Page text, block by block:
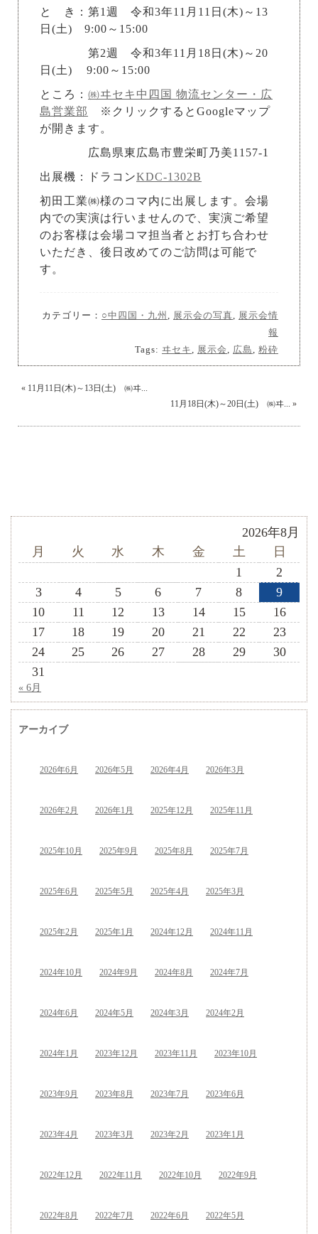
と き：第1週 令和3年11月11日(木)～13
日(土) 9:00～15:00
第2週 令和3年11月18日(木)～20
日(土) 9:00～15:00
ところ： ㈱ヰセキ中四国 物流センター・広
島営業部
※クリックするとGoogleマップ
が開きます。
広島県東広島市豊栄町乃美1157-1
出展機：ドラコンKDC-1302B
初田工業㈱様のコマ内に出展します。会場
内での実演は行いませんので、実演ご希望
のお客様は会場コマ担当者とお打ち合わせ
いただき、後日改めてのご訪問は可能で
す。
カテゴリー： ○中四国・九州 展示会の写真
展示会情
報
Tags: ヰセキ 展示会 広島 粉砕
« 11月11日(木)～13日(土) ㈱ヰ...
11月18日(木)～20日(土) ㈱ヰ... »
2026年8月
月
火 水 木 金 土
日
1
2
3
4 5 6 7 8
9
10
11 12 13 14 15
16
17
18 19 20 21 22
23
24
25 26 27 28 29
30
31
« 6月
アーカイブ
2026年6月 2026年5月 2026年4月 2026年3月
2026年2月 2026年1月 2025年12月 2025年11月
2025年10月 2025年9月 2025年8月 2025年7月
2025年6月 2025年5月 2025年4月 2025年3月
2025年2月 2025年1月 2024年12月 2024年11月
2024年10月 2024年9月 2024年8月 2024年7月
2024年6月 2024年5月 2024年3月 2024年2月
2024年1月 2023年12月 2023年11月 2023年10月
2023年9月 2023年8月 2023年7月 2023年6月
2023年4月 2023年3月 2023年2月 2023年1月
2022年12月 2022年11月 2022年10月 2022年9月
2022年8月 2022年7月 2022年6月 2022年5月